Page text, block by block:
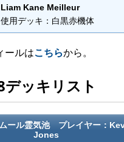
Liam Kane Meilleur
使用デッキ：白黒赤機体
ールはこちらから。
デッキリスト
ール霊気池 プレイヤー：
Jones